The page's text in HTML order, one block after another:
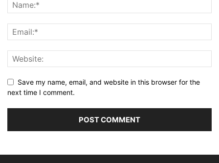
Save my name, email, and website in this browser for the
next time I comment.